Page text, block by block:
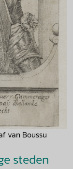
van Boussu
steden